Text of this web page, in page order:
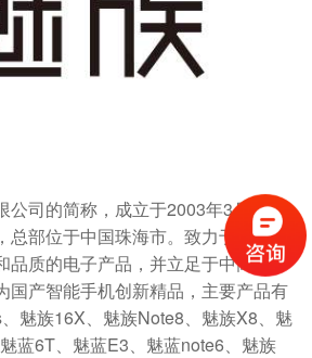
公司的简称，成立于2003年3月；是
总部位于中国珠海市。致力于向消费
品质的电子产品，并立足于中高端市
国产智能手机创新精品，主要产品有
魅族16X、魅族Note8、魅族X8、魅
蓝6T、魅蓝E3、魅蓝note6、魅族